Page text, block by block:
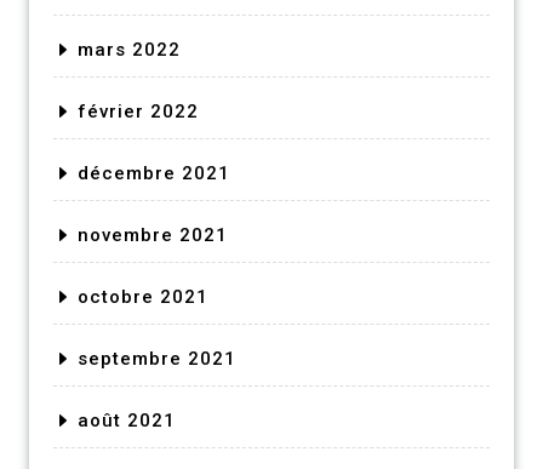
mars 2022
février 2022
décembre 2021
novembre 2021
octobre 2021
septembre 2021
août 2021